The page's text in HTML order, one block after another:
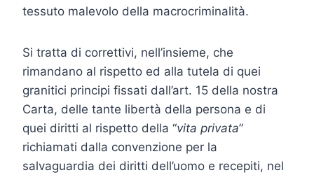
tessuto malevolo della macrocriminalità.
Si tratta di correttivi, nell’insieme, che
rimandano al rispetto ed alla tutela di quei
granitici principi fissati dall’art. 15 della nostra
Carta, delle tante libertà della persona e di
quei diritti al rispetto della “vita privata”
richiamati dalla convenzione per la
salvaguardia dei diritti dell’uomo e recepiti, nel